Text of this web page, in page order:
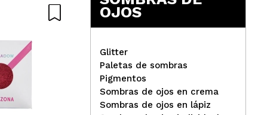
CORAZONA - Sombra de
ojos en godet - Etérea
OJOS
Glitter
Paletas de sombras
Pigmentos
Sombras de ojos en crema
Sombras de ojos en lápiz